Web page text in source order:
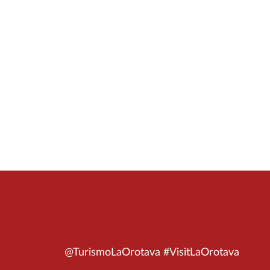
@TurismoLaOrotava #VisitLaOrotava